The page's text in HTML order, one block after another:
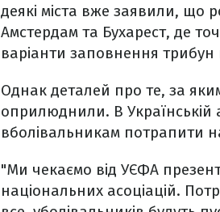
деякі міста вже заявили, що
Амстердам та Бухарест, де
варіанти заповнення трибун
Однак деталей про те, за
оприлюднили. В Українській
вболівальникам потрапити
"Ми чекаємо від УЄФА
національних асоціацій.